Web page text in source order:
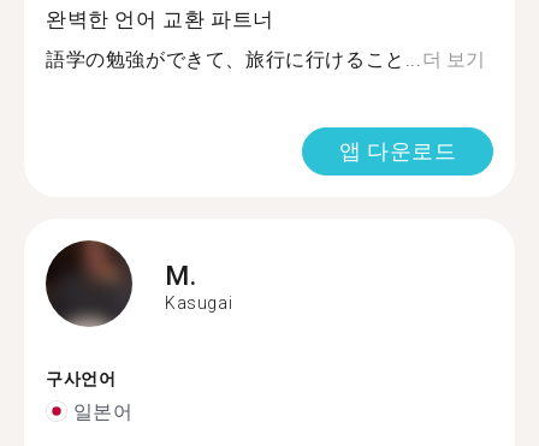
완벽한 언어 교환 파트너
語学の勉強ができて、旅行に行けること...더 보기
앱 다운로드
M.
Kasugai
구사언어
일본어